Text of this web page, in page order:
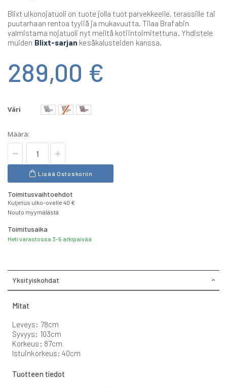
Blixt ulkonojatuoli on tuote jolla tuot parvekkeelle, terassille tai
puutarhaan rentoa tyyliä ja mukavuutta. Tilaa Brafabin
valmistama nojatuoli nyt meiltä kotiintoimitettuna. Yhdistele
muiden Blixt-sarjan kesäkalusteiden kanssa.
289,00 €
Väri
Määrä:
Lisää Ostoskoriin
Toimitusvaihtoehdot
Kuljetus ulko-ovelle 40 €
Nouto myymälästä
Toimitusaika
Heti varastossa 3-5 arkipäivää
Yksityiskohdat
Mitat
Leveys: 78cm
Syvyys: 103cm
Korkeus: 87cm
Istuinkorkeus: 40cm
Tuotteen tiedot